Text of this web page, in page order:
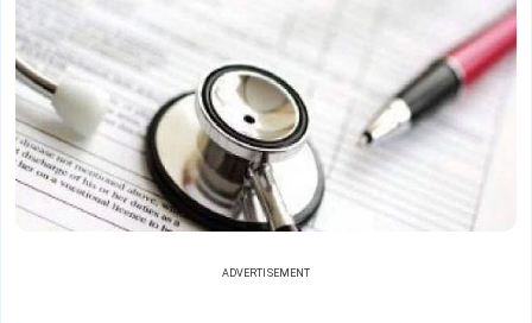
ADVERTISEMENT